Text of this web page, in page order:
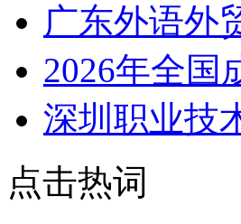
广东外语外
2026年全国
深圳职业技
点击热词